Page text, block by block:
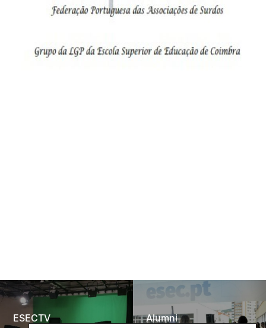
ESECTV Alumni